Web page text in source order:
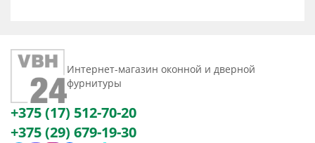
Интернет-магазин оконной и дверной
фурнитуры
+375 (17) 512-70-20
+375 (29) 679-19-30